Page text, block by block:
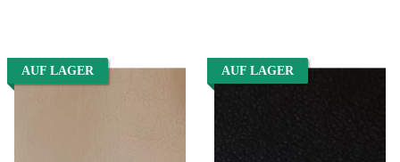
AUF LAGER AUF LAGER